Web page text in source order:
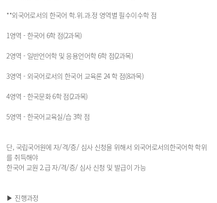
**외국어로서의 한국어 학.위.과.정 영역별 필수이수학 점
1영역 - 한국어 6학 점(2과목)
2영역 - 일반언어학 및 응용언어학 6학 점(2과목)
3영역 - 외국어로서의 한국어 교육론 24 학 점(8과목)
4영역 - 한국문화 6학 점(2과목)
5영역 - 한국어교육실/습 3학 점
단, 국립국어원에 자/격/증/ 심사 신청을 위해서 외국어로서의한국어학 학위
를 취득해야
한국어 교원 2.급 자/격/증/ 심사 신청 및 발급이 가능
▶ 진행과정